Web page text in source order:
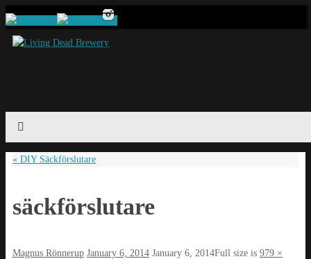
« DIY Säckförslutare
säckförslutare
Magnus Rönnerup January 6, 2014 January 6, 2014Full size is 979 ×